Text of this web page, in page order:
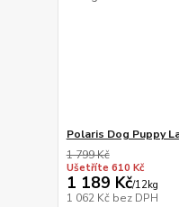
Polaris Dog Puppy
1 799 Kč
Ušetříte 610 Kč
1 189 Kč/12kg
1 062 Kč bez DPH